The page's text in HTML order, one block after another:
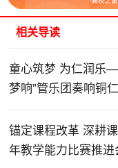
相关导读
童心筑梦 为仁润乐——铜仁幼儿师范高等专科学校“音为
梦响”管乐团奏响铜
锚定课程改革 深耕
年教学能力比赛推进